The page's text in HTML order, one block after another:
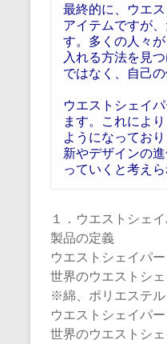
最終的に、ウエ
アイテムですが
す。多くの人々
入れる方法を見
ではなく、自己
ウエストシェイ
ます。これによ
ようになってお
新やデザインの
っていくと考えら
１．ウエストシェ
製品の定義
ウエストシェイパ
世界のウエストシ
※綿、ポリエステ
ウエストシェイパ
世界のウエストシ